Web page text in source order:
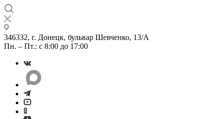
346332, г. Донецк, бульвар Шевченко, 13/А
Пн. – Пт.: с 8:00 до 17:00